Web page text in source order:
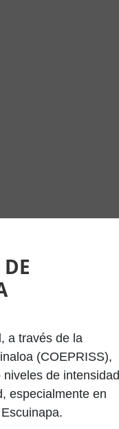
a través de la
(COEPRISS),
de intensidad
especialmente en